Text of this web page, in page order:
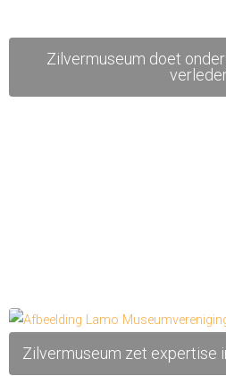
Zilvermuseum doet
Zilvermuseum zet expertise